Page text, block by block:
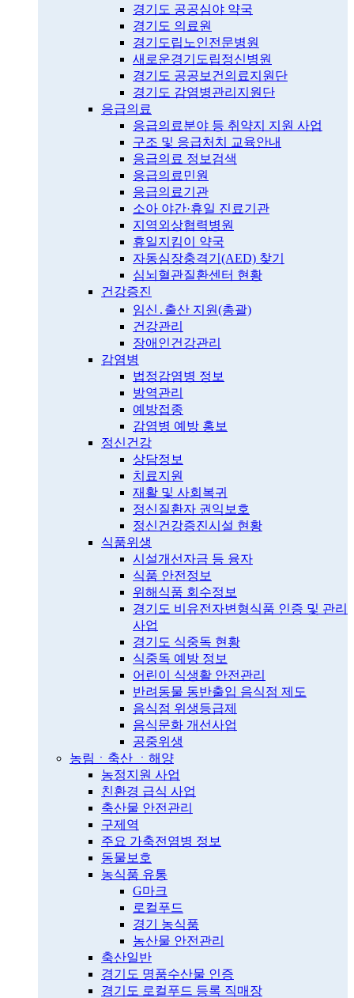
경기도 공공심야 약국
경기도 의료원
경기도립노인전문병원
새로운경기도립정신병원
경기도 공공보건의료지원단
경기도 감염병관리지원단
응급의료
응급의료분야 등 취약지 지원 사업
구조 및 응급처치 교육안내
응급의료 정보검색
응급의료민원
응급의료기관
소아 야간·휴일 진료기관
지역외상협력병원
휴일지킴이 약국
자동심장충격기(AED) 찾기
심뇌혈관질환센터 현황
건강증진
임신․출산 지원(총괄)
건강관리
장애인건강관리
감염병
법정감염병 정보
방역관리
예방접종
감염병 예방 홍보
정신건강
상담정보
치료지원
재활 및 사회복귀
정신질환자 권익보호
정신건강증진시설 현황
식품위생
시설개선자금 등 융자
식품 안전정보
위해식품 회수정보
경기도 비유전자변형식품 인증 및 관리
사업
경기도 식중독 현황
식중독 예방 정보
어린이 식생활 안전관리
반려동물 동반출입 음식점 제도
음식점 위생등급제
음식문화 개선사업
공중위생
농림ㆍ축산 ㆍ해양
농정지원 사업
친환경 급식 사업
축산물 안전관리
구제역
주요 가축전염병 정보
동물보호
농식품 유통
G마크
로컬푸드
경기 농식품
농산물 안전관리
축산일반
경기도 명품수산물 인증
경기도 로컬푸드 등록 직매장